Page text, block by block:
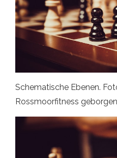
Schematische Ebenen.
Rossmoorfitness